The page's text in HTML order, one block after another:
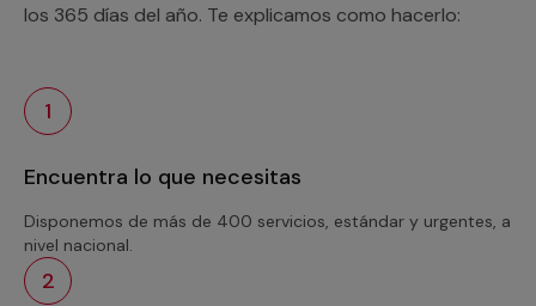
los 365 días del año. Te explicamos como hacerlo:
1
Encuentra lo que necesitas
Disponemos de más de 400 servicios, estándar y urgentes, a
nivel nacional.
2